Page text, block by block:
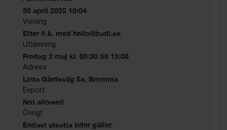
30 april 2025 10:04
Visning
Efter ö.k. med hello@budi.se
Utlämning
Fredag 2 maj kl. 08:30 till 13:00
Adress
Linta Gårdsväg 5a, Bromma
Export
Not allowed
Övrigt
Endast utsatta tider gäller.